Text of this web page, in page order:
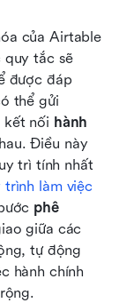
của Airtable
quy tắc sẽ
được đáp
kết nối hành
Điều này
trì tính nhất
trình làm việc
phê
giữa các
tự động
hành chính